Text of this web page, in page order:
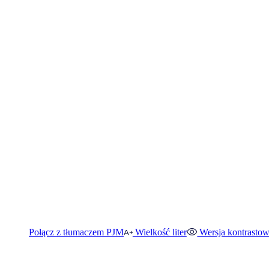
Połącz z tłumaczem PJM Wielkość liter Wersja